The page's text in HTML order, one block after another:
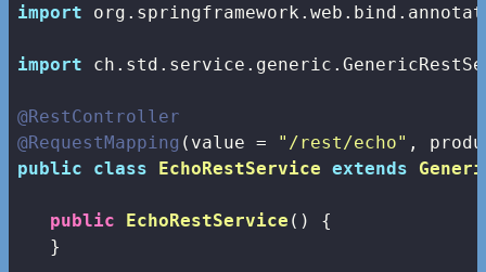
import
import
@RestController
@RequestMapping (value = "/rest/echo"
public
class EchoRestService extends
public EchoRestService ()
{
   }